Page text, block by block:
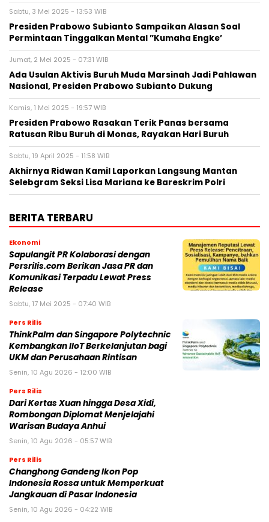
Sabtu, 3 Mei 2025 - 13:53 WIB
Presiden Prabowo Subianto Sampaikan Alasan Soal
Permintaan Tinggalkan Mental ”Kumaha Engke’
Jumat, 2 Mei 2025 - 07:31 WIB
Ada Usulan Aktivis Buruh Muda Marsinah Jadi Pahlawan
Nasional, Presiden Prabowo Subianto Dukung
Kamis, 1 Mei 2025 - 19:57 WIB
Presiden Prabowo Rasakan Terik Panas bersama
Ratusan Ribu Buruh di Monas, Rayakan Hari Buruh
Sabtu, 19 April 2025 - 11:58 WIB
Akhirnya Ridwan Kamil Laporkan Langsung Mantan
Selebgram Seksi Lisa Mariana ke Bareskrim Polri
BERITA TERBARU
Ekonomi
Sapulangit PR Kolaborasi dengan
Persrilis.com Berikan Jasa PR dan
Komunikasi Terpadu Lewat Press
Release
Sabtu, 17 Mei 2025 - 07:40 WIB
Pers Rilis
ThinkPalm dan Singapore Polytechnic
Kembangkan IIoT Berkelanjutan bagi
UKM dan Perusahaan Rintisan
Senin, 10 Agu 2026 - 12:00 WIB
Pers Rilis
Dari Kertas Xuan hingga Desa Xidi,
Rombongan Diplomat Menjelajahi
Warisan Budaya Anhui
Senin, 10 Agu 2026 - 05:57 WIB
Pers Rilis
Changhong Gandeng Ikon Pop
Indonesia Rossa untuk Memperkuat
Jangkauan di Pasar Indonesia
Senin, 10 Agu 2026 - 04:22 WIB